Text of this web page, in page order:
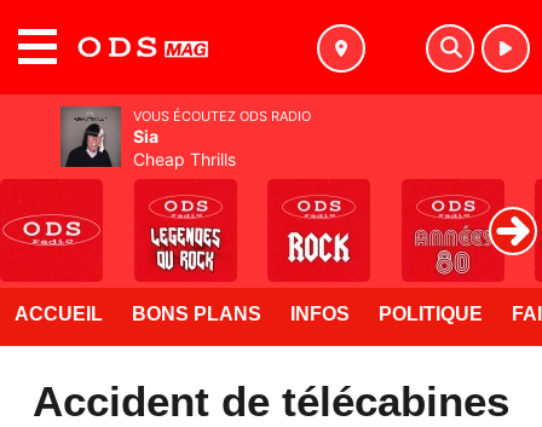
ACCUEIL BONS PLANS INFOS POLITIQUE
Accident de télécabines
VOUS ÉCOUTEZ ODS RADIO
Sia
Cheap Thrills